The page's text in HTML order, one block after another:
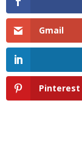
Gmail
Pinterest